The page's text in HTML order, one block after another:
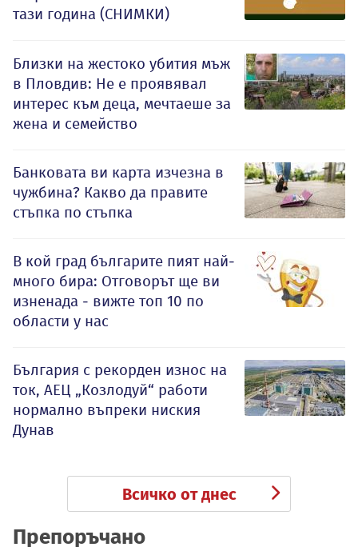
тази година (СНИМКИ)
Близки на жестоко убития мъж
в Пловдив: Не е проявявал
интерес към деца, мечтаеше за
жена и семейство
Банковата ви карта изчезна в
чужбина? Какво да правите
стъпка по стъпка
В кой град българите пият най-
много бира: Отговорът ще ви
изненада - вижте топ 10 по
области у нас
България с рекорден износ на
ток, АЕЦ „Козлодуй“ работи
нормално въпреки ниския
Дунав
Всичко от днес
Препоръчано